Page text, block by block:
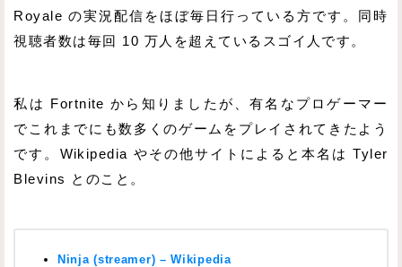
Royale の実況配信をほぼ毎日行っている方です。同時
視聴者数は毎回 10 万人を超えているスゴイ人です。
私は Fortnite から知りましたが、有名なプロゲーマー
でこれまでにも数多くのゲームをプレイされてきたよう
です。Wikipedia やその他サイトによると本名は Tyler
Blevins とのこと。
Ninja (streamer) – Wikipedia